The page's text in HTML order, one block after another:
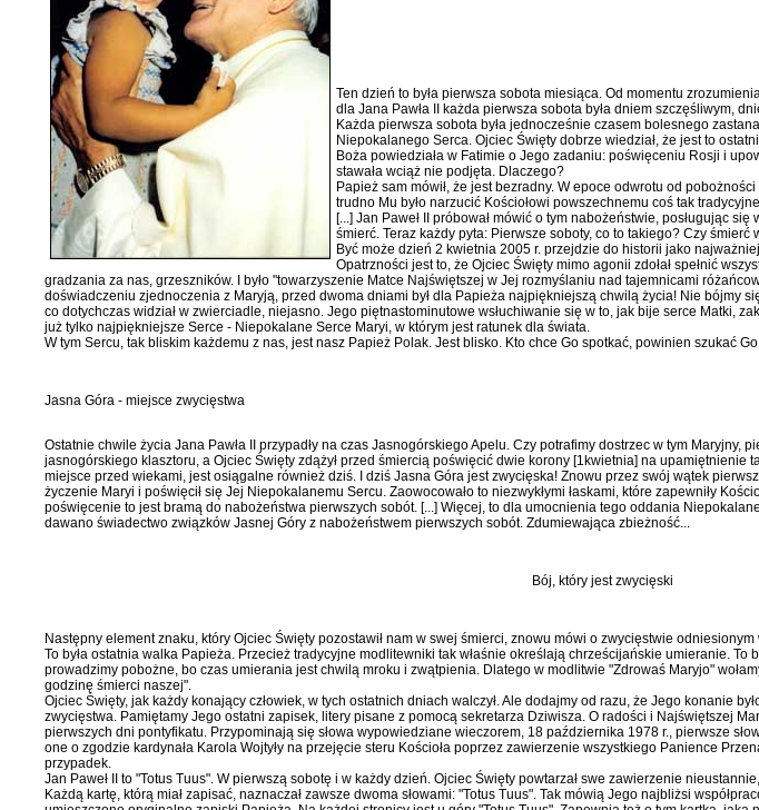
Ten dzień to była pierwsza sobota miesiąca. Od momentu
dla Jana Pawła II każda pierwsza sobota była dniem szczęśliwym,
Każda pierwsza sobota była jedno­cześnie czasem bolesnego
Niepokalanego Serca. Ojciec Święty dobrze wiedział, że jest to
Boża powiedziała w Fatimie o Jego zada­niu: poświęceniu Rosji i
stawała wciąż nie podjęta. Dlaczego?
Papież sam mówił, że jest bezradny. W epoce odwrotu od
trudno Mu było narzucić Ko­ściołowi powszechnemu coś tak
[...] Jan Paweł II próbował mó­wić o tym nabożeństwie, posługując
śmierć. Teraz każdy pyta: Pierwsze soboty, co to takiego? Czy
Być może dzień 2 kwietnia 2005 r. przejdzie do historii jako
Opatrzności jest to, że Ojciec Święty mimo agonii zdołał spełnić
gradzania za nas, grzeszników. I było "towarzyszenie Matce Najświętszej w Jej rozmyślaniu nad tajemnicami
doświadczeniu zjednoczenia z Maryją, przed dwoma dniami był dla Papieża najpiękniejszą chwilą życia! Nie bójmy
co dotych­czas widział w zwierciadle, niejasno. Jego piętnastominutowe wsłuchiwa­nie się w to, jak bije serce Matki,
już tylko najpiękniejsze Serce - Niepokalane Serce Maryi, w którym jest ratunek dla świata.
W tym Sercu, tak bliskim każdemu z nas, jest nasz Papież Polak. Jest bli­sko. Kto chce Go spotkać, powinien szukać
Jasna Góra - miejsce zwycięstwa
Ostatnie chwile życia Jana Pawła II przypadły na czas Jasnogórskiego Apelu. Czy potrafimy dostrzec w tym
jasnogórskiego klasztoru, a Ojciec Święty zdążył przed śmiercią poświęcić dwie koro­ny [1kwietnia] na upamiętnienie
miejsce przed wieka­mi, jest osiągalne również dziś. I dziś Jasna Góra jest zwycięska! Znowu przez swój wątek
życzenie Maryi i poświęcił się Jej Niepokalanemu Sercu. Zaowocowało to niezwykłymi łaskami, które zapewniły
poświęcenie to jest bramą do nabożeństwa pierw­szych sobót. [...] Więcej, to dla umocnienia tego od­dania
dawano świadectwo związków Jasnej Góry z nabożeń­stwem pierwszych sobót. Zdumie­wająca zbieżność...
Bój, który jest zwycięski
Następny element znaku, który Oj­ciec Święty pozostawił nam w swej śmierci, znowu mówi o zwycięstwie odniesionym
To była ostatnia walka Papieża. Przecież tradycyjne modlitewniki tak właśnie określają chrześcijańskie umieranie. To
prowadzimy pobożne, bo czas umierania jest chwilą mroku i zwąt­pienia. Dlatego w modlitwie "Zdro­waś Maryjo"
godzinę śmierci naszej".
Ojciec Święty, jak każdy konający człowiek, w tych ostatnich dniach walczył. Ale dodajmy od razu, że Je­go konanie
zwycięstwa. Pamiętamy Jego ostatni zapisek, litery pisane z pomo­cą sekretarza Dziwisza. O radości i Najświętszej
pierwszych dni pontyfi­katu. Przypominają się słowa wypo­wiedziane wieczorem, 18 październi­ka 1978 r., pierwsze
one o zgodzie kar­dynała Karola Wojtyły na przejęcie steru Kościoła poprzez zawierzenie wszystkiego Panience
przypadek.
Jan Paweł II to "Totus Tuus". W pierwszą sobotę i w każdy dzień. Ojciec Święty powtarzał swe zawierze­nie
Każdą kartę, którą miał zapisać, nazna­czał zawsze dwoma słowami: "Totus Tuus". Tak mówią Jego najbliżsi